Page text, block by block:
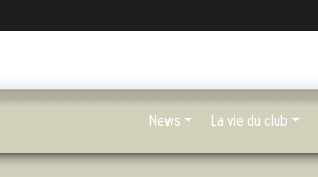
News La vie du club